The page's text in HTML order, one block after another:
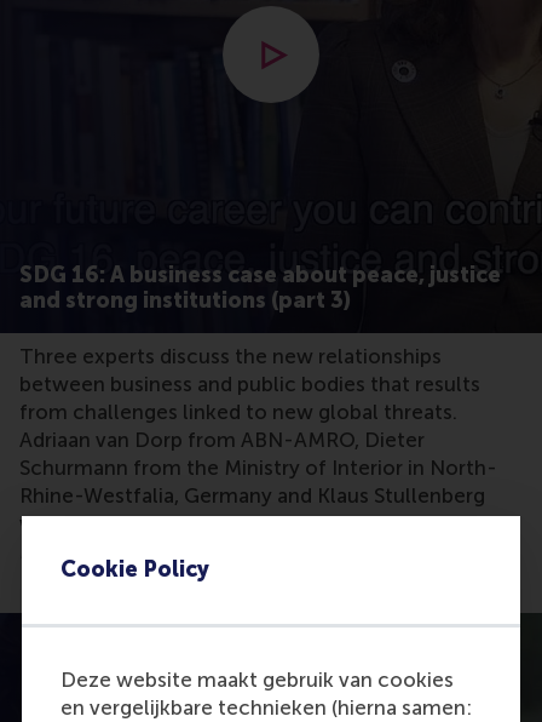
Cookie Policy
Deze website maakt gebruik van cookies
en vergelijkbare technieken (hierna samen:
SDG 16: A business case about peace, justice
and strong institutions (part 3)
Open popup met video
Three experts discuss the new relationships
between business and public bodies that results
from challenges linked to new global threats.
Adriaan van Dorp from ABN-AMRO, Dieter
Schurmann from the Ministry of Interior in North-
Rhine-Westfalia, Germany and Klaus Stullenberg
with vast experience in the private security sector